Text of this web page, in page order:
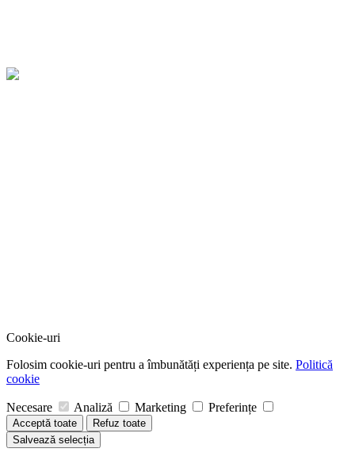
Cookie-uri
Folosim cookie-uri pentru a îmbunătăți experiența pe site. Politică
cookie
Necesare Analiză Marketing Preferințe
Acceptă toate
Refuz toate
Salvează selecția